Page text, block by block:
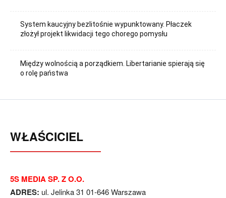
System kaucyjny bezlitośnie wypunktowany. Płaczek
złożył projekt likwidacji tego chorego pomysłu
Między wolnością a porządkiem. Libertarianie spierają się
o rolę państwa
WŁAŚCICIEL
5S MEDIA SP. Z O.O.
ADRES: ul. Jelinka 31 01-646 Warszawa